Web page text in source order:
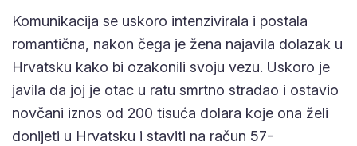
Komunikacija se uskoro intenzivirala i postala
romantična, nakon čega je žena najavila dolazak u
Hrvatsku kako bi ozakonili svoju vezu. Uskoro je
javila da joj je otac u ratu smrtno stradao i ostavio
novčani iznos od 200 tisuća dolara koje ona želi
donijeti u Hrvatsku i staviti na račun 57-